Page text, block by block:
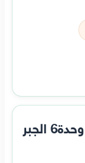
تحضير رياضيات الصف السابع وحدة6 الجبر